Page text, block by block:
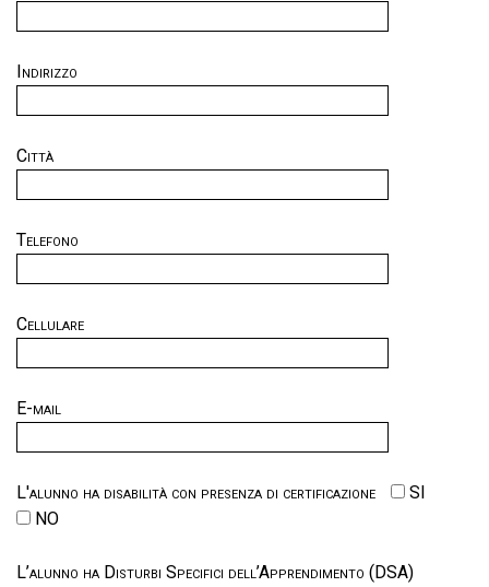
Indirizzo
Città
Telefono
Cellulare
E-mail
L'alunno ha disabilità con presenza di certificazione
SI
NO
L’alunno ha Disturbi Specifici dell’Apprendimento (DSA)